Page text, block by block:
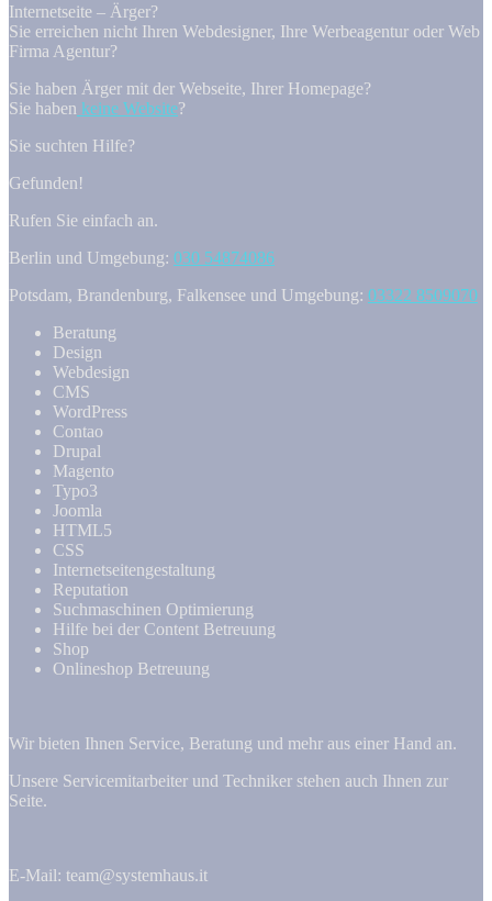
Internetseite – Ärger?
Sie erreichen nicht Ihren Webdesigner, Ihre Werbeagentur oder Web
Firma Agentur?
Sie haben Ärger mit der Webseite, Ihrer Homepage?
Sie haben keine Website?
Sie suchten Hilfe?
Gefunden!
Rufen Sie einfach an.
Berlin und Umgebung: 030 54874086
Potsdam, Brandenburg, Falkensee und Umgebung: 03322 8509070
Beratung
Design
Webdesign
CMS
WordPress
Contao
Drupal
Magento
Typo3
Joomla
HTML5
CSS
Internetseitengestaltung
Reputation
Suchmaschinen Optimierung
Hilfe bei der Content Betreuung
Shop
Onlineshop Betreuung
Wir bieten Ihnen Service, Beratung und mehr aus einer Hand an.
Unsere Servicemitarbeiter und Techniker stehen auch Ihnen zur
Seite.
E-Mail: team@systemhaus.it